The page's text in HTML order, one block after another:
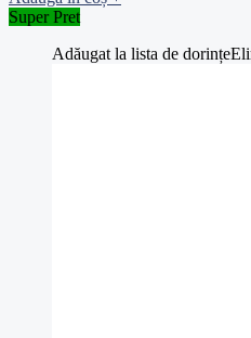
309.00 lei.
Super Pret
Adăugat la lista de dorințe